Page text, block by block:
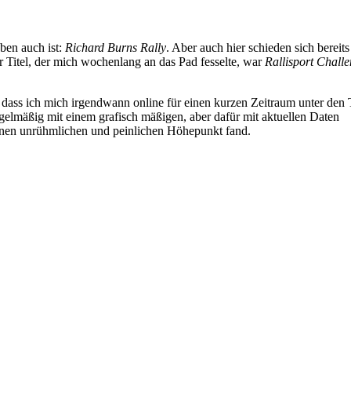
auch ist: Richard Burns Rally. Aber auch hier schieden sich
der mich wochenlang an das Pad fesselte, war Rallisport
ich mich irgendwann online für einen kurzen Zeitraum unter den
mit einem grafisch mäßigen, aber dafür mit aktuellen Daten
unrühmlichen und peinlichen Höhepunkt fand.